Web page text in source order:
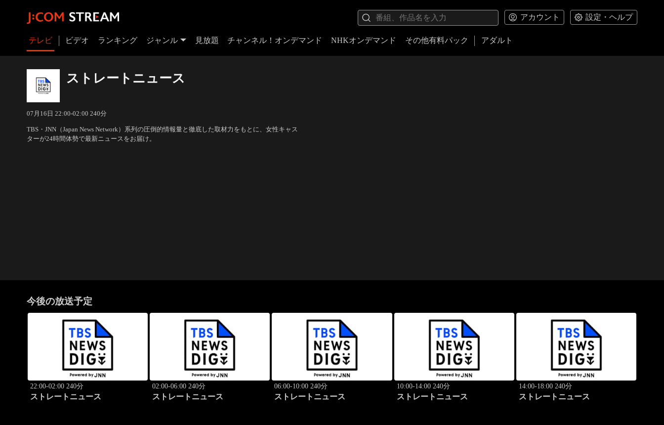
アカウント 設定・ヘルプ
テレビ ビデオ ランキング ジャンル 見放題 チャンネル！オンデマンド NHKオンデマンド その他有料パック アダルト
ストレートニュース
07月16日 22:00-02:00 240分
TBS・JNN（Japan News Network）系列の圧倒的情報量と徹底した取材力をもとに、女性キャス
ターが24時間体勢で最新ニュースをお届け。
今後の放送予定
22:00-02:00 240分
ストレートニュース
02:00-06:00 240分
ストレートニュース
06:00-10:00 240分
ストレートニュース
10:00-14:00 240分
ストレートニュース
14:00-18:00 240分
ストレートニュース